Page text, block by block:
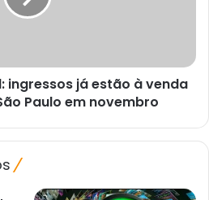
ingressos já estão à venda
Paulo em novembro